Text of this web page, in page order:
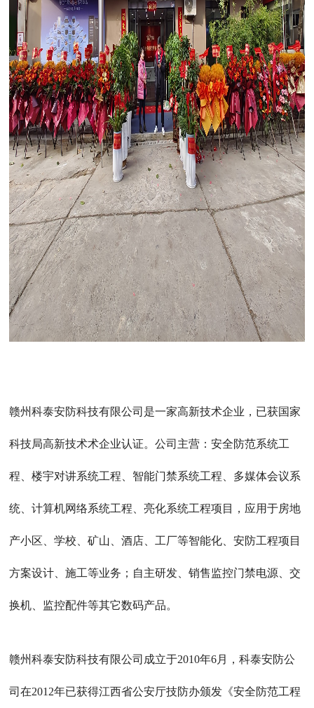
赣州科泰安防科技有限公司是一家高新技术企业，已获国家
科技局高新技术术企业认证。公司主营：安全防范系统工
程、楼宇对讲系统工程、智能门禁系统工程、多媒体会议系
统、计算机网络系统工程、亮化系统工程项目，应用于房地
产小区、学校、矿山、酒店、工厂等智能化、安防工程项目
方案设计、施工等业务；自主研发、销售监控门禁电源、交
换机、监控配件等其它数码产品。
赣州科泰安防科技有限公司成立于2010年6月，科泰安防公
司在2012年已获得江西省公安厅技防办颁发《安全防范工程